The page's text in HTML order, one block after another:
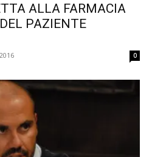
ALLA FARMACIA
PAZIENTE
0